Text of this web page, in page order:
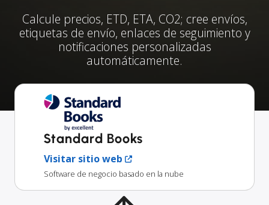
Calcule precios, ETD, ETA, CO2; cree envíos,
etiquetas de envío, enlaces de seguimiento y
notificaciones personalizadas
automáticamente.
Standard Books
Visitar sitio web
Software de negocio basado en la nube